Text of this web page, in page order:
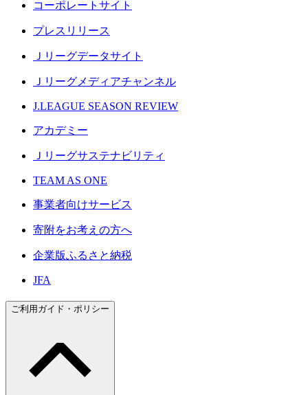
コーポレートサイト
プレスリリース
Ｊリーグデータサイト
Ｊリーグメディアチャンネル
J.LEAGUE SEASON REVIEW
アカデミー
Ｊリーグサステナビリティ
TEAM AS ONE
事業者向けサービス
寄附をお考えの方へ
企業版ふるさと納税
JFA
ご利用ガイド・ポリシー